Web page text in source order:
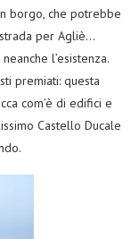
borgo, che potrebbe
per Agliè…
l’esistenza.
premiati: questa
com’è di edifici e
Castello Ducale